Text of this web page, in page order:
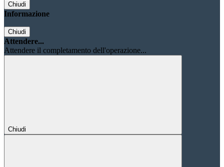
Chiudi
Informazione
Chiudi
Attendere...
Attendere il completamento dell'operazione...
Chiudi